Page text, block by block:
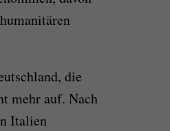
die
mehr auf. Nach
Italien